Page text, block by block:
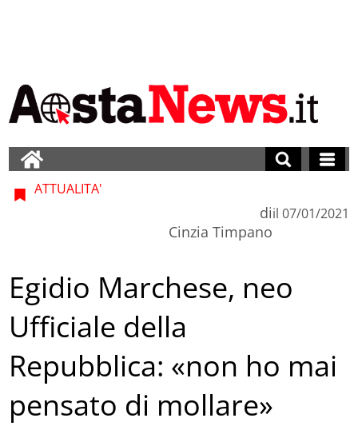
ATTUALITA'
di
Cinzia Timpano
il 07/01/2021
Egidio Marchese, neo
Ufficiale della
Repubblica: «non ho mai
pensato di mollare»